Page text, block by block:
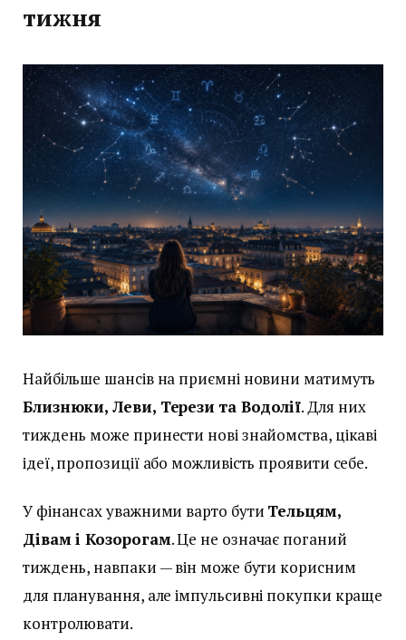
тижня
Найбільше шансів на приємні новини матимуть
Близнюки, Леви, Терези та Водолії. Для них
тиждень може принести нові знайомства, цікаві
ідеї, пропозиції або можливість проявити себе.
У фінансах уважними варто бути Тельцям,
Дівам і Козорогам. Це не означає поганий
тиждень, навпаки — він може бути корисним
для планування, але імпульсивні покупки краще
контролювати.